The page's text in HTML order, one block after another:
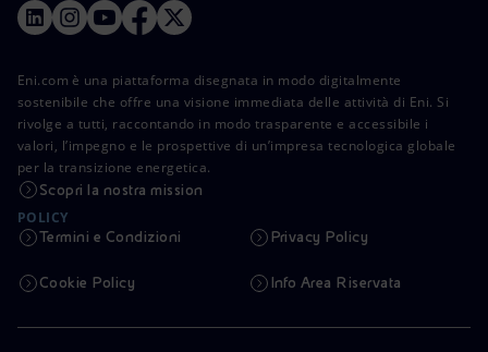
Eni.com è una piattaforma disegnata in modo digitalmente
sostenibile che offre una visione immediata delle attività di Eni. Si
rivolge a tutti, raccontando in modo trasparente e accessibile i
valori, l’impegno e le prospettive di un’impresa tecnologica globale
per la transizione energetica.
Scopri la nostra mission
POLICY
Termini e Condizioni Privacy Policy
Cookie Policy Info Area Riservata